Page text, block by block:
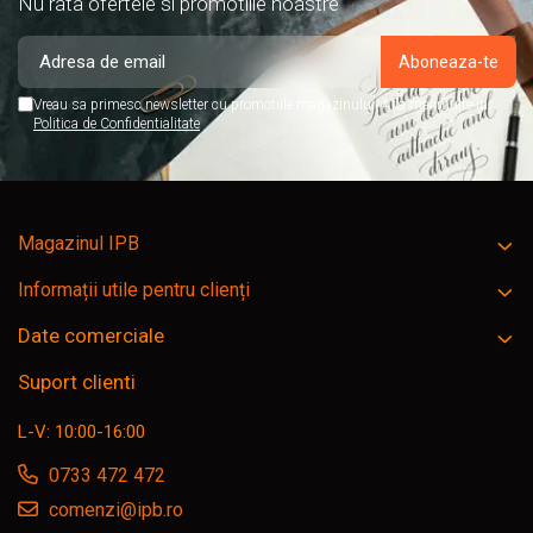
Vreau sa primesc newsletter cu promotiile magazinului. Afla mai multe in
Politica de Confidentialitate
Magazinul IPB
Informații utile pentru clienți
Date comerciale
Suport clienti
L-V: 10:00-16:00
0733 472 472
comenzi@ipb.ro